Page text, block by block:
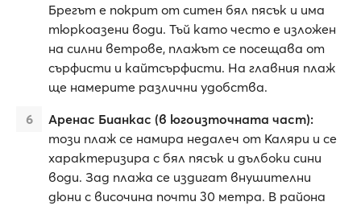
Брегът е покрит от ситен бял пясък и има
тюркоазени води. Тъй като често е изложен
на силни ветрове, плажът се посещава от
сърфисти и кайтсърфисти. На главния плаж
ще намерите различни удобства.
Аренас Бианкас (в югоизточната част):
този плаж се намира недалеч от Каляри и се
характеризира с бял пясък и дълбоки сини
води. Зад плажа се издигат внушителни
дюни с височина почти 30 метра. В района